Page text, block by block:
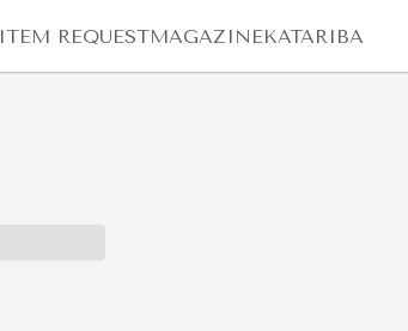
ITEM REQUESTMAGAZINEKATARIBA